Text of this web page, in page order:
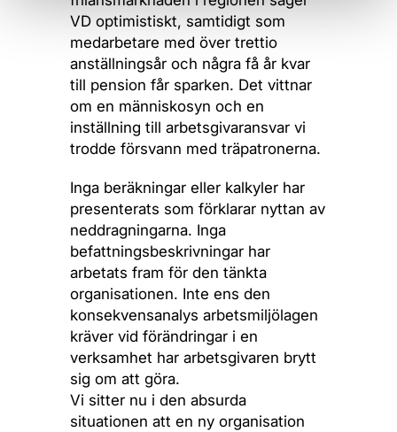
VD optimistiskt, samtidigt som
medarbetare med över trettio
anställningsår och några få år kvar
till pension får sparken. Det vittnar
om en människosyn och en
inställning till arbetsgivaransvar vi
trodde försvann med träpatronerna.
Inga beräkningar eller kalkyler har
presenterats som förklarar nyttan av
neddragningarna. Inga
befattningsbeskrivningar har
arbetats fram för den tänkta
organisationen. Inte ens den
konsekvensanalys arbetsmiljölagen
kräver vid förändringar i en
verksamhet har arbetsgivaren brytt
sig om att göra.
Vi sitter nu i den absurda
situationen att en ny organisation